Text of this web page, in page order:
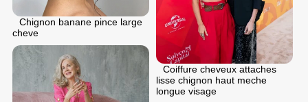
Chignon banane pince large
cheve
Coiffure cheveux attaches
lisse chignon haut meche
longue visage